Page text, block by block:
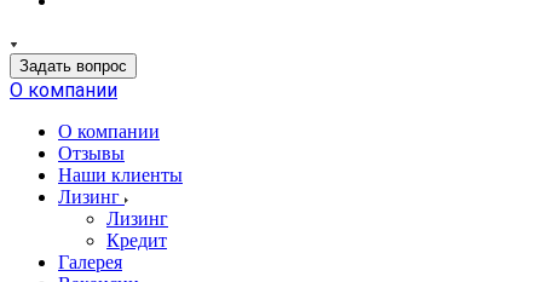
Задать вопрос
О компании
О компании
Отзывы
Наши клиенты
Лизинг
Лизинг
Кредит
Галерея